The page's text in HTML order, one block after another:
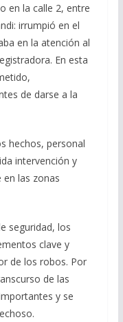
en la calle 2, entre
irrumpió en el
en la atención al
En esta
de darse a la
hechos, personal
intervención y
las zonas
seguridad, los
clave y
de los robos. Por
de las
y se